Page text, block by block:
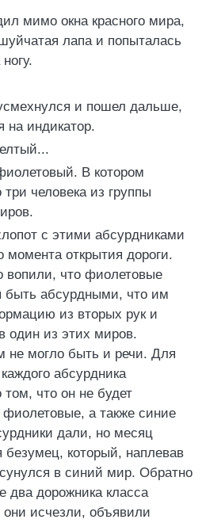
мимо окна красного мира,
лапа и попыталась
и пошел дальше,
на индикатор.
В котором
человека из группы
с этими абсурдниками
момента открытия дороги.
вопили, что фиолетовые
быть абсурдными, что им
из вторых рук и
один из этих миров.
не могло быть и речи. Для
абсурдника
что он не будет
фиолетовые, а также синие
дали, но месяц
который, наплевав
в синий мир. Обратно
два дорожника класса
исчезли, объявили